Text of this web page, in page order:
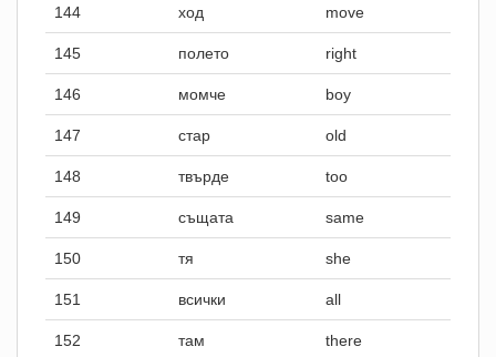
144 ход move
145 полето right
146 момче boy
147 стар old
148 твърде too
149 същата same
150 тя she
151 всички all
152 там there